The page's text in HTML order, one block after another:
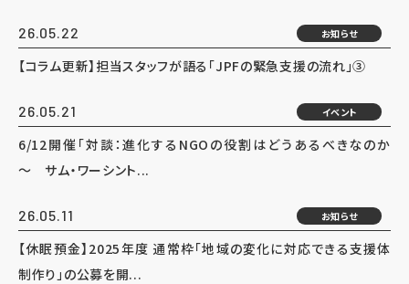
26.05.22 お知らせ
【コラム更新】担当スタッフが語る「JPFの緊急支援の流れ」③
26.05.21 イベント
6/12開催「対談：進化するNGOの役割はどうあるべきなのか
～ サム・ワーシント...
26.05.11 お知らせ
【休眠預金】2025年度 通常枠「地域の変化に対応できる支援体
制作り」の公募を開...